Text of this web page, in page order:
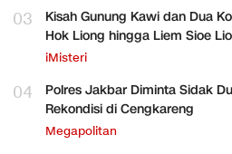
03
Kisah Gunung Kawi dan Dua
Hok Liong hingga Liem Sioe
iMisteri
04
Polres Jakbar Diminta Sidak
Rekondisi di Cengkareng
Megapolitan